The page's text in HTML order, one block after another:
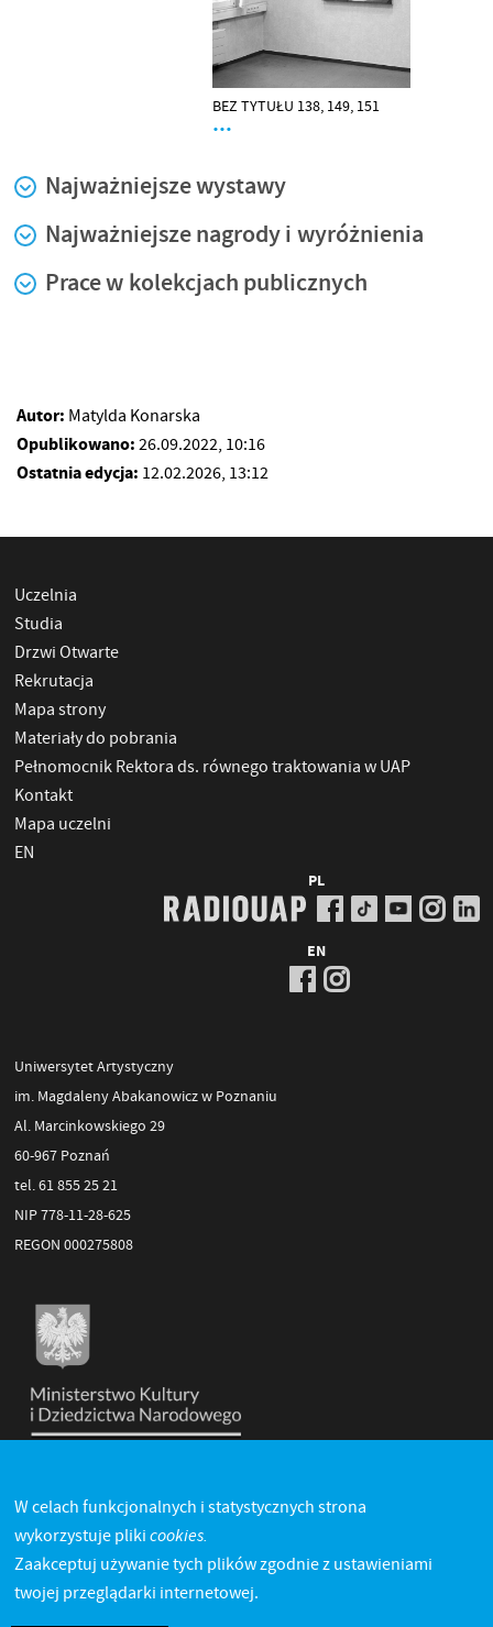
BEZ TYTUŁU 138, 149, 151
…
Najważniejsze wystawy
Najważniejsze nagrody i wyróżnienia
Prace w kolekcjach publicznych
Autor: Matylda Konarska
Opublikowano: 26.09.2022, 10:16
Ostatnia edycja: 12.02.2026, 13:12
Uczelnia
Studia
Drzwi Otwarte
Rekrutacja
Mapa strony
Materiały do pobrania
Pełnomocnik Rektora ds. równego traktowania w UAP
Kontakt
Mapa uczelni
EN
PL
EN
Uniwersytet Artystyczny
im. Magdaleny Abakanowicz w Poznaniu
Al. Marcinkowskiego 29
60-967 Poznań
tel. 61 855 25 21
NIP 778-11-28-625
REGON 000275808
W celach funkcjonalnych i statystycznych strona
wykorzystuje pliki cookies.
Zaakceptuj używanie tych plików zgodnie z ustawieniami
twojej przeglądarki internetowej.